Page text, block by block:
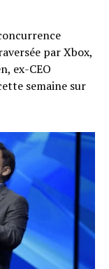
par Xbox,
ex-CEO
semaine sur